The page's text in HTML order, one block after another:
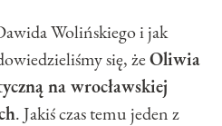
Wolińskiego i jak
się, żeOliwia
na wrocławskiej
. Jakiś czas temu jeden z